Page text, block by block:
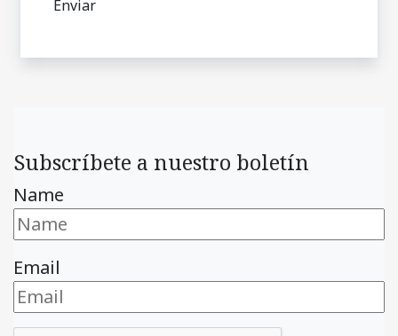
Subscríbete a nuestro boletín
Name
Email